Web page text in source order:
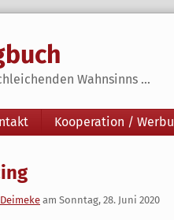
Wahnsinns ...
Kooperation /
am Sonntag, 28. Juni 2020